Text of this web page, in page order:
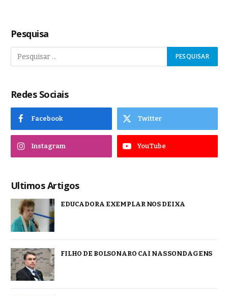
Pesquisa
Redes Sociais
Facebook Twitter
Instagram YouTube
Ultimos Artigos
EDUCADORA EXEMPLAR NOS DEIXA
FILHO DE BOLSONARO CAI NAS SONDAGENS